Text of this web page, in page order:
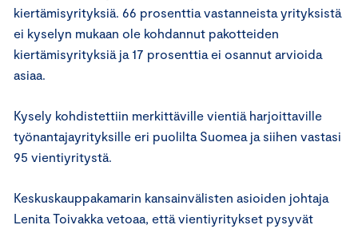
kiertämisyrityksiä. 66 prosenttia vastanneista yrityksistä
ei kyselyn mukaan ole kohdannut pakotteiden
kiertämisyrityksiä ja 17 prosenttia ei osannut arvioida
asiaa.
Kysely kohdistettiin merkittäville vientiä harjoittaville
työnantajayrityksille eri puolilta Suomea ja siihen vastasi
95 vientiyritystä.
Keskuskauppakamarin kansainvälisten asioiden johtaja
Lenita Toivakka vetoaa, että vientiyritykset pysyvät